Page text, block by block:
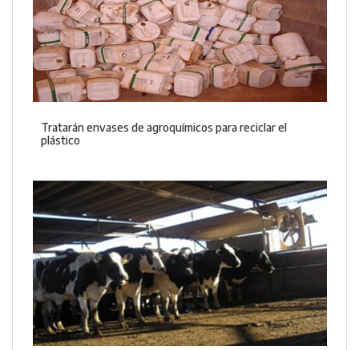
Tratarán envases de agroquímicos para reciclar el
plástico